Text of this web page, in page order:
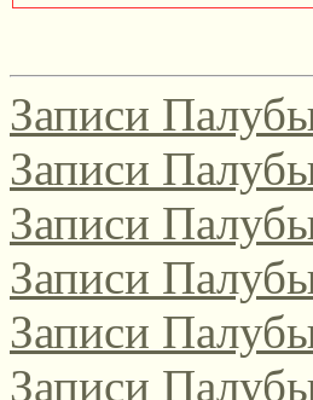
Участвуйте
поэтическом
2021/2022!
Записи
Записи
Записи
Записи
Записи
Записи